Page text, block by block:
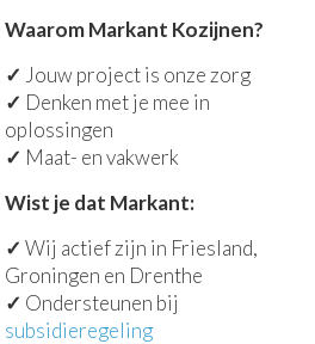
Waarom Markant Kozijnen?
✓ Jouw project is onze zorg
✓ Denken met je mee in
oplossingen
✓ Maat- en vakwerk
Wist je dat Markant:
✓ Wij actief zijn in Friesland,
Groningen en Drenthe
✓ Ondersteunen bij
subsidieregeling